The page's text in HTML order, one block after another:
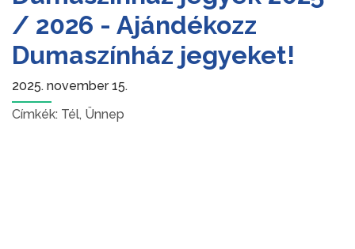
/ 2026 - Ajándékozz
Dumaszínház jegyeket!
2025. november 15.
Címkék: Tél, Ünnep